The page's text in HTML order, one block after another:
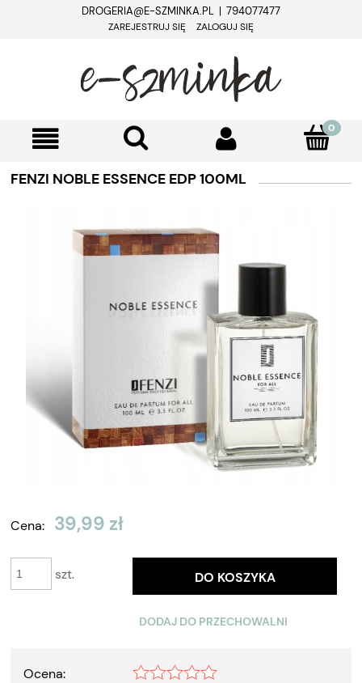
DROGERIA@E-SZMINKA.PL | 794077477
ZAREJESTRUJ SIĘ ZALOGUJ SIĘ
FENZI NOBLE ESSENCE EDP 100ML
Cena: 39,99 zł
szt. DO KOSZYKA
DODAJ DO PRZECHOWALNI
Ocena: